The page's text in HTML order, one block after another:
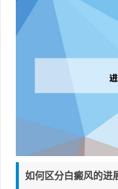
如何区分白癜风的进